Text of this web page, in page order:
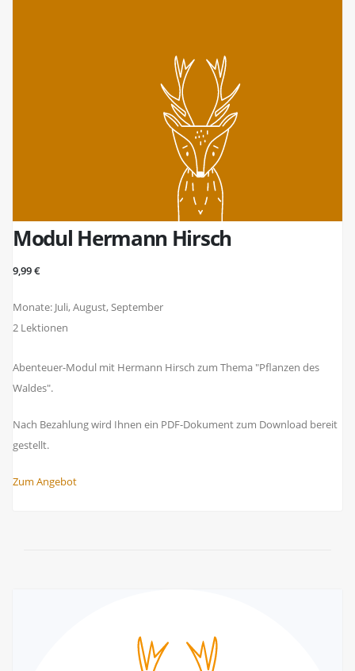
Modul Hermann Hirsch
9,99 €
Monate: Juli, August, September
2 Lektionen
Abenteuer-Modul mit Hermann Hirsch zum Thema "Pflanzen des
Waldes".
Nach Bezahlung wird Ihnen ein PDF-Dokument zum Download bereit
gestellt.
Zum Angebot